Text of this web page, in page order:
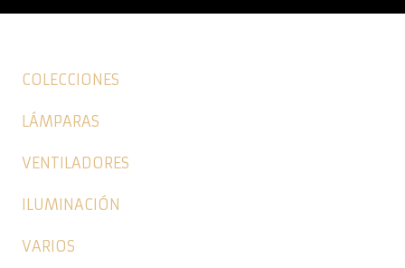
COLECCIONES
LÁMPARAS
VENTILADORES
ILUMINACIÓN
VARIOS